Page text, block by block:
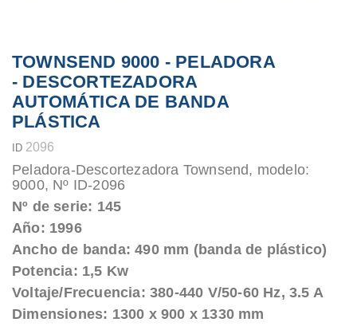
TOWNSEND 9000 - PELADORA
- DESCORTEZADORA
AUTOMÁTICA DE BANDA
PLÁSTICA
ID 2096
Peladora-Descortezadora Townsend, modelo:
9000, Nº ID-2096
Nº de serie: 145
Año: 1996
Ancho de banda: 490 mm (banda de plástico)
Potencia: 1,5 Kw
Voltaje/Frecuencia: 380-440 V/50-60 Hz, 3.5 A
Dimensiones: 1300 x 900 x 1330 mm